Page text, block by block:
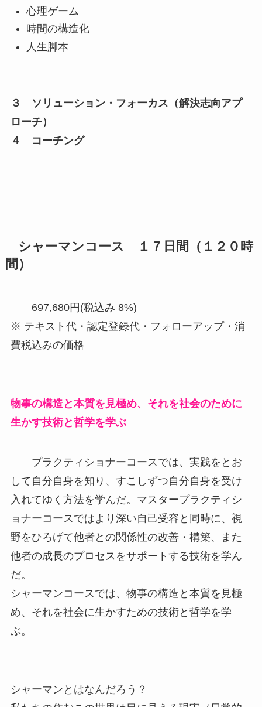
心理ゲーム
時間の構造化
人生脚本
３ ソリューション・フォーカス（解決志向アプ
ローチ）
４ コーチング
シャーマンコース １７日間（１２０時
間）
697,680円(税込み 8%)
※ テキスト代・認定登録代・フォローアップ・消
費税込みの価格
物事の構造と本質を見極め、それを社会のために
生かす技術と哲学を学ぶ
プラクティショナーコースでは、実践をとお
して自分自身を知り、すこしずつ自分自身を受け
入れてゆく方法を学んだ。マスタープラクティシ
ョナーコースではより深い自己受容と同時に、視
野をひろげて他者との関係性の改善・構築、また
他者の成長のプロセスをサポートする技術を学ん
だ。
シャーマンコースでは、物事の構造と本質を見極
め、それを社会に生かすための技術と哲学を学
ぶ。
シャーマンとはなんだろう？